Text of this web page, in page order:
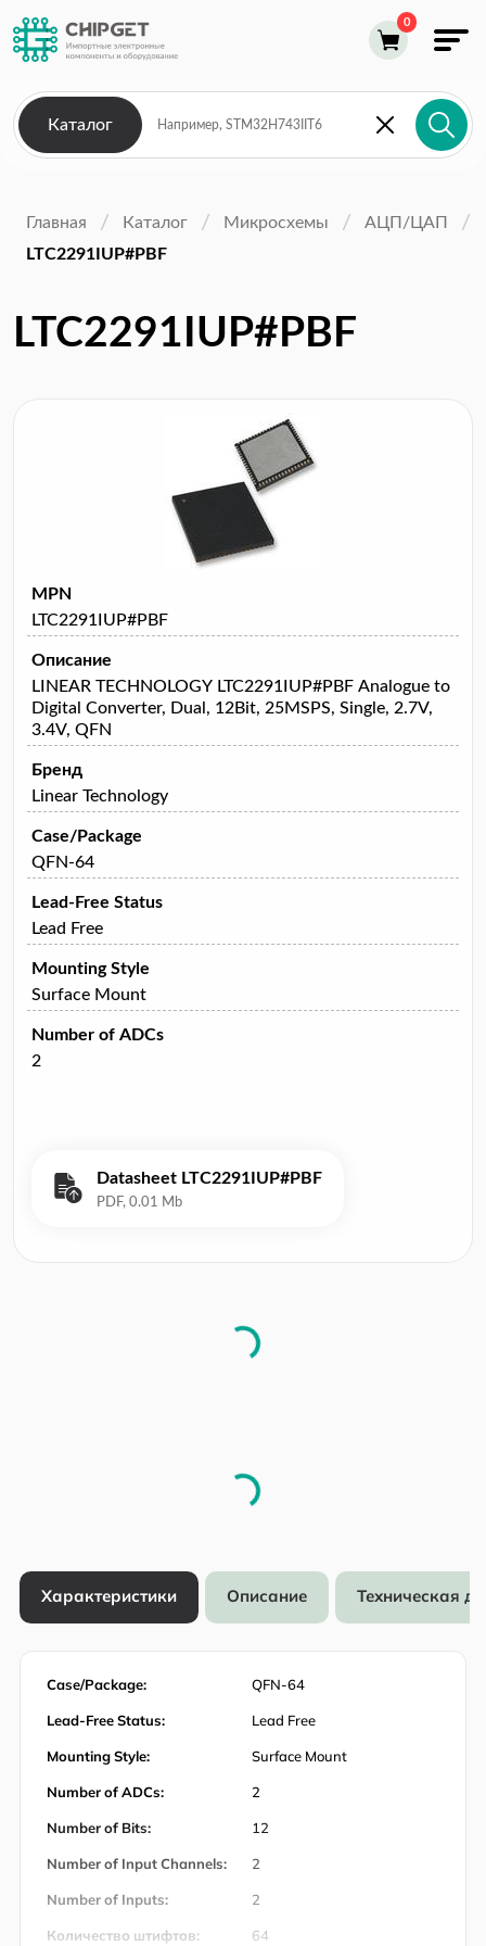
Каталог
Главная Каталог Микросхемы
АЦП/ЦАП
LTC2291IUP#PBF
LTC2291IUP#PBF
MPN
LTC2291IUP#PBF
Описание
LINEAR TECHNOLOGY LTC2291IUP#PBF Analogue to
Digital Converter, Dual, 12Bit, 25MSPS, Single, 2.7V,
3.4V, QFN
Бренд
Linear Technology
Case/Package
QFN-64
Lead-Free Status
Lead Free
Mounting Style
Surface Mount
Number of ADCs
2
Datasheet LTC2291IUP#PBF
Характеристики Описание Техническая
Case/Package: QFN-64
Lead-Free Status: Lead Free
Mounting Style: Surface Mount
Number of ADCs: 2
Number of Bits: 12
Number of Input Channels: 2
Number of Inputs: 2
Количество штифтов: 64